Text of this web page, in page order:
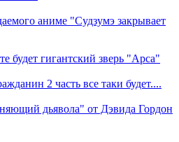
аниме "Судзумэ закрывает
будет гигантский зверь "Арса"
2 часть все таки будет....
дьявола" от Дэвида Гордон